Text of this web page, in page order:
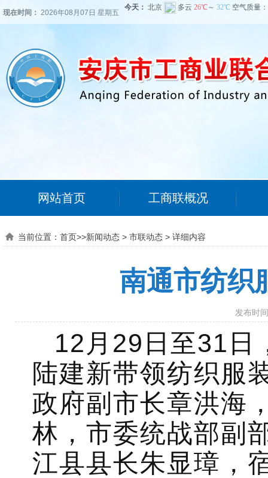
现在时间： 2026年08月07日 星期五
网站首页 工商联概况
当前位置： 首页>>新闻动态 > 市联动态 > 详细内容
南通市纺织
发布时
12月29日至31日
陆建新带领纺织服
政府副市长章洪海
林，市委统战部副
江县县长朱显璋，